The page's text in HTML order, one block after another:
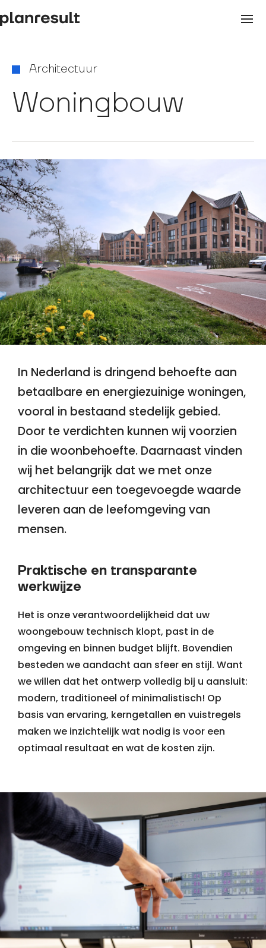
Architectuur
Woningbouw
In Nederland is dringend behoefte aan
betaalbare en energiezuinige woningen,
vooral in bestaand stedelijk gebied.
Door te verdichten kunnen wij voorzien
in die woonbehoefte. Daarnaast vinden
wij het belangrijk dat we met onze
architectuur een toegevoegde waarde
leveren aan de leefomgeving van
mensen.
Praktische en transparante
werkwijze
Het is onze verantwoordelijkheid dat uw
woongebouw technisch klopt, past in de
omgeving en binnen budget blijft. Bovendien
besteden we aandacht aan sfeer en stijl. Want
we willen dat het ontwerp volledig bij u aansluit:
modern, traditioneel of minimalistisch! Op
basis van ervaring, kerngetallen en vuistregels
maken we inzichtelijk wat nodig is voor een
optimaal resultaat en wat de kosten zijn.